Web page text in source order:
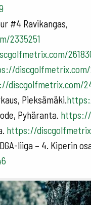
#4 Ravikangas,
2335251
discgolfmetrix.com/
discgolfmetrix.com/
Pieksämäki.
Pyhäranta. https://
https://
liiga – 4. Kiperin